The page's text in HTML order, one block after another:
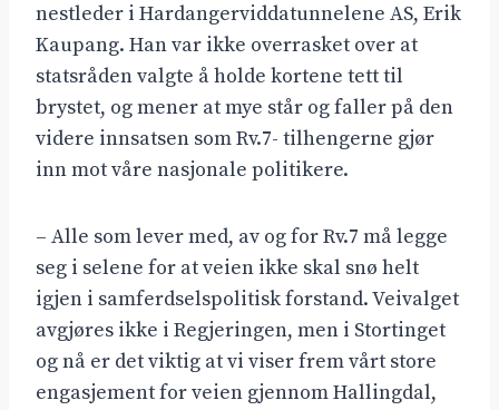
nestleder i Hardangerviddatunnelene AS, Erik
Kaupang. Han var ikke overrasket over at
statsråden valgte å holde kortene tett til
brystet, og mener at mye står og faller på den
videre innsatsen som Rv.7- tilhengerne gjør
inn mot våre nasjonale politikere.
– Alle som lever med, av og for Rv.7 må legge
seg i selene for at veien ikke skal snø helt
igjen i samferdselspolitisk forstand. Veivalget
avgjøres ikke i Regjeringen, men i Stortinget
og nå er det viktig at vi viser frem vårt store
engasjement for veien gjennom Hallingdal,